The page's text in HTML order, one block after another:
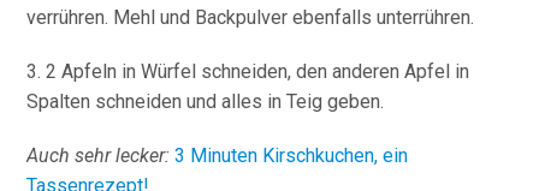
verrühren. Mehl und Backpulver ebenfalls unterrühren.
3. 2 Apfeln in Würfel schneiden, den anderen Apfel in
Spalten schneiden und alles in Teig geben.
Auch sehr lecker: 3 Minuten Kirschkuchen, ein
Tassenrezept!